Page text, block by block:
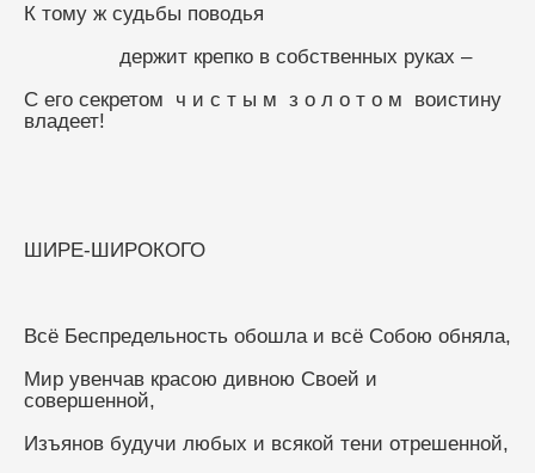
К тому ж судьбы поводья
                держит крепко в собственных руках –
С его секретом  ч и с т ы м  з о л о т о м  воистину
владеет!
ШИРЕ-ШИРОКОГО
Всё Беспредельность обошла и всё Собою обняла,
Мир увенчав красою дивною Своей и
совершенной,
Изъянов будучи любых и всякой тени отрешенной,